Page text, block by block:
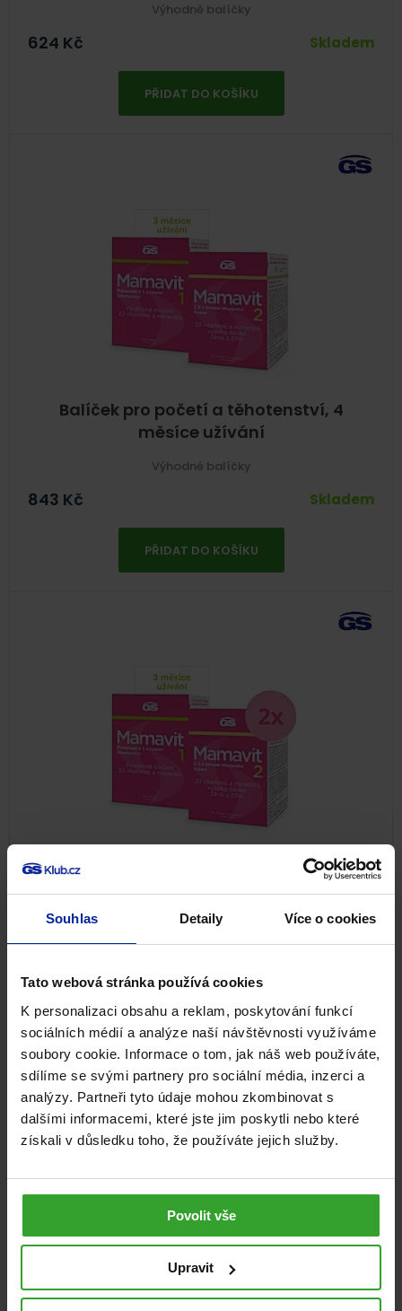
Souhlas Detaily Více o cookies
Tato webová stránka používá cookies
K personalizaci obsahu a reklam, poskytování funkcí
sociálních médií a analýze naší návštěvnosti využíváme
soubory cookie. Informace o tom, jak náš web používáte,
sdílíme se svými partnery pro sociální média, inzerci a
analýzy. Partneři tyto údaje mohou zkombinovat s
dalšími informacemi, které jste jim poskytli nebo které
získali v důsledku toho, že používáte jejich služby.
Povolit vše
Upravit
Výhodné balíčky
624 Kč Skladem
PŘIDAT DO KOŠÍKU
Balíček pro početí a těhotenství, 4
měsíce užívání
Výhodné balíčky
843 Kč Skladem
PŘIDAT DO KOŠÍKU
Balíček pro početí a těhotenství, 5
měsíců užívání
Výhodné balíčky
PŘIDAT DO KOŠÍKU
DOPRAVA ZDARMA
NA 4 MĚSÍCE